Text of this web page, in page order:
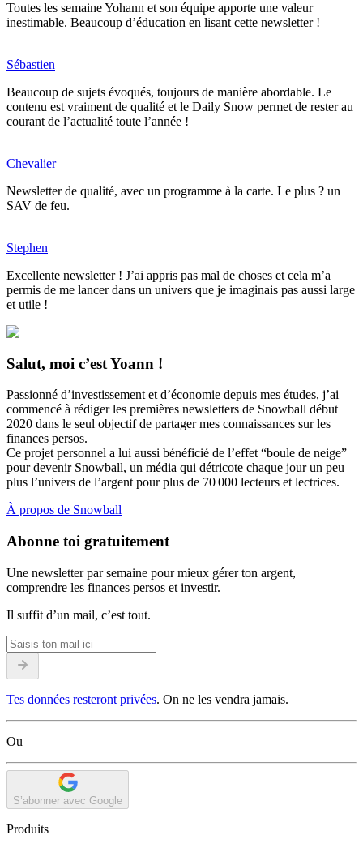
Toutes les semaine Yohann et son équipe apporte une valeur
inestimable. Beaucoup d’éducation en lisant cette newsletter !
Sébastien
Beaucoup de sujets évoqués, toujours de manière abordable. Le
contenu est vraiment de qualité et le Daily Snow permet de rester au
courant de l’actualité toute l’année !
Chevalier
Newsletter de qualité, avec un programme à la carte. Le plus ? un
SAV de feu.
Stephen
Excellente newsletter ! J’ai appris pas mal de choses et cela m’a
permis de me lancer dans un univers que je imaginais pas aussi large
et utile !
Salut, moi c’est Yoann !
Passionné d’investissement et d’économie depuis mes études, j’ai
commencé à rédiger les premières newsletters de Snowball début
2020 dans le seul objectif de partager mes connaissances sur les
finances persos.
Ce projet personnel a lui aussi bénéficié de l’effet “boule de neige”
pour devenir Snowball, un média qui détricote chaque jour un peu
plus l’univers de l’argent pour plus de 70 000 lecteurs et lectrices.
À propos de Snowball
Abonne toi gratuitement
Une newsletter par semaine pour mieux gérer ton argent,
comprendre les finances persos et investir.
Il suffit d’un mail, c’est tout.
Tes données resteront privées. On ne les vendra jamais.
Ou
S’abonner avec Google
Produits